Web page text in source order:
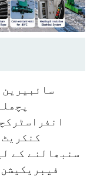
گیا:
سنبھالنے کے